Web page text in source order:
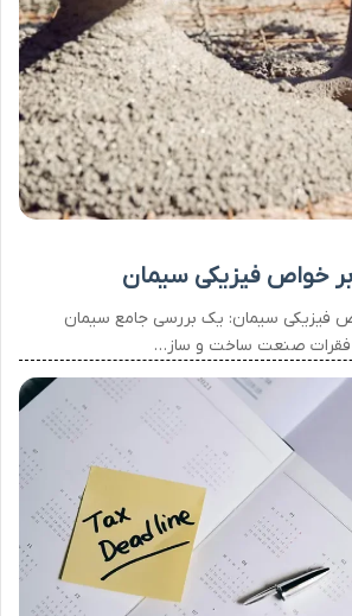
بر خواص فیزیکی سیمان
فیزیکی سیمان: یک بررسی جامع سیمان
فقرات صنعت ساخت و ساز…